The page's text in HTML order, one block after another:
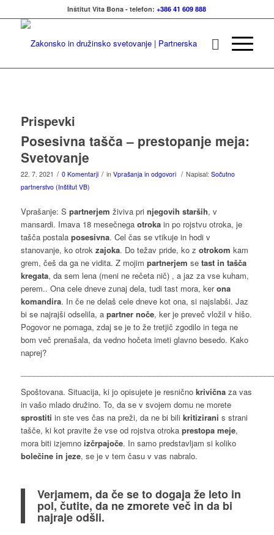
Inštitut Vita Bona - telefon:+386 41 609 888
Prispevki
Posesivna tašča – prestopanje meja:
Svetovanje
22. 7. 2021 / 0 Komentarji / in Vprašanja in odgovori / Napisal: Sočutno
partnerstvo (Inštitut VB)
Vprašanje: S partnerjem živiva pri njegovih starših, v
mansardi. Imava 18 mesečnega otrokain po rojstvu otroka, je
tašča postala posesivna. Cel čas se vtikuje in hodi v
stanovanje, ko otrok zajoka. Do težav pride, ko z otrokom kam
grem, češ da ga ne vidita. Z mojim partnerjem se tast in tašča
kregata, da sem lena (meni ne rečeta nič) , a jaz za vse kuham,
perem.. Ona cele dneve zunaj dela, tudi tast mora, kerona
komandira. In če ne delaš cele dneve kot ona, si najslabši. Jaz
bi se najrajši odselila, a partner noče, ker je preveč vložil v hišo.
Pogovor ne pomaga, zdaj se je to že tretjič zgodilo in tega ne
bom več prenašala, da vedno hočeta imeti glavno besedo. Kako
naprej?
Spoštovana. Situacija, ki jo opisujete je resnično krivičnaza vas
in vašo mlado družino. To, da se v svojem domu ne morete
sprostiti in ste ves čas na preži, da ne bi bili kritizirani s strani
tašče, ki kot pravite že vse od rojstva otroka prestopa meje,
mora biti izjemno izčrpajoče. In samo predstavljam si koliko
bolečine in jeze, se je v tem času v vas nabralo.
Verjamem, da če se to dogaja že leto in
pol, čutite, da ne zmorete več in da bi
najraje odšli.